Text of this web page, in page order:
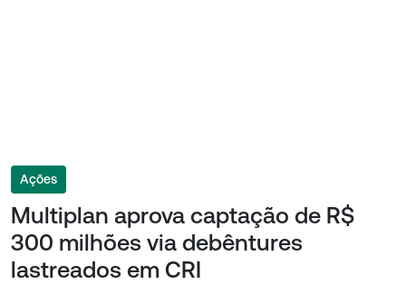
Ações
Multiplan aprova captação de R$
300 milhões via debêntures
lastreados em CRI